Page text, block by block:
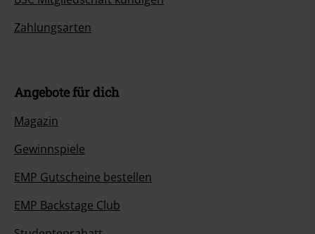
Zahlungsarten
Angebote für dich
Magazin
Gewinnspiele
EMP Gutscheine bestellen
EMP Backstage Club